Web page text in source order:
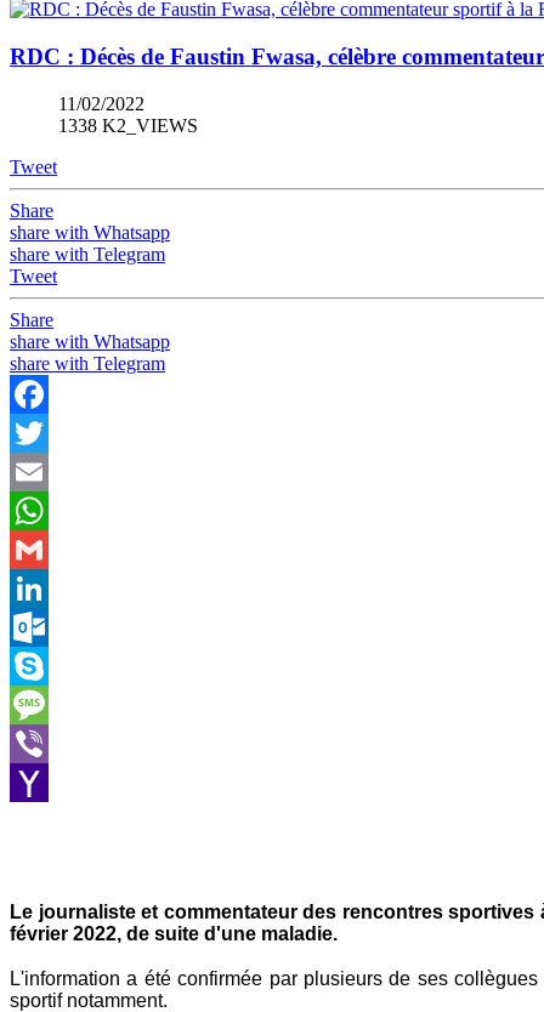
RDC : Décès de Faustin Fwasa, célèbre
11/02/2022
1338 K2_VIEWS
Tweet
Share
share with Whatsapp
share with Telegram
Tweet
Share
share with Whatsapp
share with Telegram
Facebook
Twitter
Email
WhatsApp
Gmail
LinkedIn
Outlook.com
Skype
Message
Viber
Le journaliste et commentateur des rencontres
février 2022, de suite d'une maladie.
L'information a été confirmée par plusieurs de ses
sportif notamment.